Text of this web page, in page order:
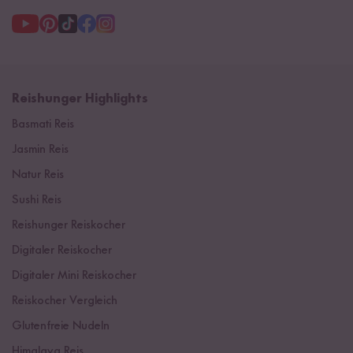
Reishunger Highlights
Basmati Reis
Jasmin Reis
Natur Reis
Sushi Reis
Reishunger Reiskocher
Digitaler Reiskocher
Digitaler Mini Reiskocher
Reiskocher Vergleich
Glutenfreie Nudeln